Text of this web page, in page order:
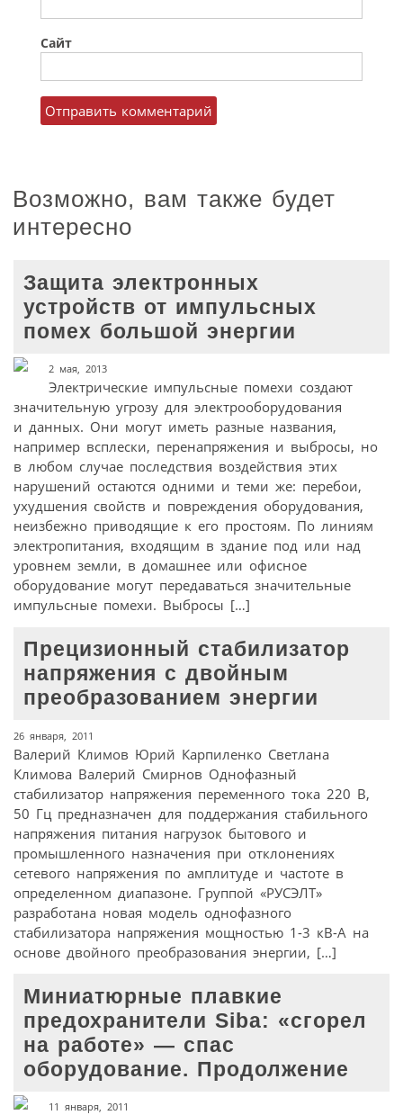
Сайт
Возможно, вам также будет
интересно
Защита электронных
устройств от импульсных
помех большой энергии
2 мая, 2013
Электрические импульсные помехи создают
значительную угрозу для электрооборудования
и данных. Они могут иметь разные названия,
например всплески, перенапряжения и выбросы, но
в любом случае последствия воздействия этих
нарушений остаются одними и теми же: перебои,
ухудшения свойств и повреждения оборудования,
неизбежно приводящие к его простоям. По линиям
электропитания, входящим в здание под или над
уровнем земли, в домашнее или офисное
оборудование могут передаваться значительные
импульсные помехи. Выбросы […]
Прецизионный стабилизатор
напряжения с двойным
преобразованием энергии
26 января, 2011
Валерий Климов Юрий Карпиленко Светлана
Климова Валерий Смирнов Однофазный
стабилизатор напряжения переменного тока 220 В,
50 Гц предназначен для поддержания стабильного
напряжения питания нагрузок бытового и
промышленного назначения при отклонениях
сетевого напряжения по амплитуде и частоте в
определенном диапазоне. Группой «РУСЭЛТ»
разработана новая модель однофазного
стабилизатора напряжения мощностью 1-3 кВ-А на
основе двойного преобразования энергии, […]
Миниатюрные плавкие
предохранители Siba: «сгорел
на работе» — спас
оборудование. Продолжение
11 января, 2011